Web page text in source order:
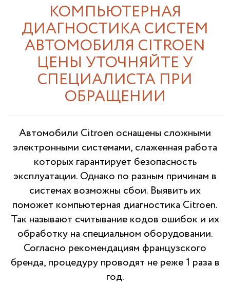
КОМПЬЮТЕРНАЯ
ДИАГНОСТИКА СИСТЕМ
АВТОМОБИЛЯ CITROEN
ЦЕНЫ УТОЧНЯЙТЕ У
СПЕЦИАЛИСТА ПРИ
ОБРАЩЕНИИ
Автомобили Citroen оснащены сложными
электронными системами, слаженная работа
которых гарантирует безопасность
эксплуатации. Однако по разным причинам в
системах возможны сбои. Выявить их
поможет компьютерная диагностика Citroen.
Так называют считывание кодов ошибок и их
обработку на специальном оборудовании.
Согласно рекомендациям французского
бренда, процедуру проводят не реже 1 раза в
год.